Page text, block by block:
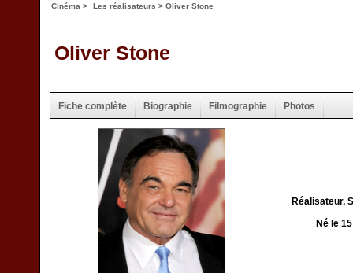
Cinéma > Les réalisateurs > Oliver Stone
Oliver Stone
Fiche complète Biographie Filmographie Photos
Réalisateur,
Né le